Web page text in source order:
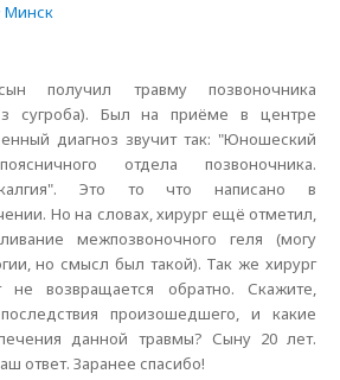
Минск
получил травму позвоночника
сугроба). Был на приёме в центре
диагноз звучит так: "Юношеский
отдела позвоночника.
Это то что написано в
Но на словах, хирург ещё отметил,
межпозвоночного геля (могу
но смысл был такой). Так же хирург
не возвращается обратно. Скажите,
произошедшего, и какие
данной травмы? Сыну 20 лет.
ответ. Заранее спасибо!